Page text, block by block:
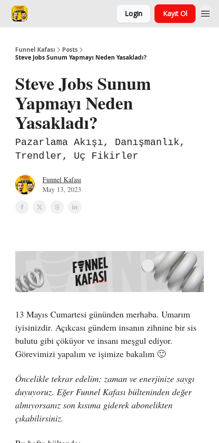
Login Kayıt Ol
Funnel Kafası
Posts
Steve Jobs Sunum Yapmayı Neden Yasakladı?
Steve Jobs Sunum
Yapmayı Neden
Yasakladı?
Pazarlama Akışı, Danışmanlık,
Trendler, Uç Fikirler
Funnel Kafası
May 13, 2023
13 Mayıs Cumartesi gününden merhaba. Umarım
iyisinizdir. Açıkcası gündem insanın zihnine bir sis
bulutu gibi çöküyor ve insanı meşgul ediyor.
Görevimizi yapalım ve işimize bakalım 🙂
Öncelikle tekrar edelim; zaman ve enerjinize saygı
duyuyoruz. Eğer Funnel Kafası bülteninden değer
almıyorsanız son kısıma giderek abonelikten
çıkabilirsiniz.